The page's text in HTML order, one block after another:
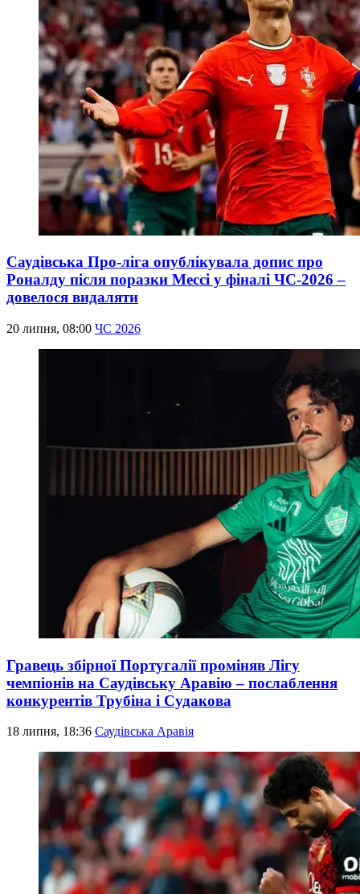
Саудівська Про-ліга опублікувала допис про
Роналду після поразки Мессі у фіналі ЧС-2026 –
довелося видаляти
20 липня, 08:00 ЧС 2026
Гравець збірної Португалії проміняв Лігу
чемпіонів на Саудівську Аравію – послаблення
конкурентів Трубіна і Судакова
18 липня, 18:36 Саудівська Аравія